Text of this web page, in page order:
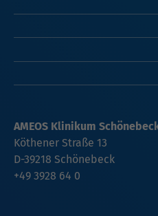
AMEOS Klinikum
Köthener Straße 13
D-39218 Schönebeck
+49 3928 64 0